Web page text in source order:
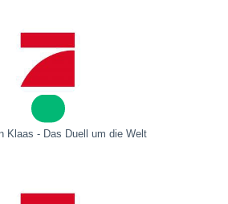
Klaas - Das Duell um die Welt